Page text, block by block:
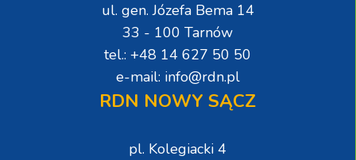
ul. gen. Józefa Bema 14
33 - 100 Tarnów
tel.: +48 14 627 50 50
e-mail: info@rdn.pl
RDN NOWY SĄCZ
pl. Kolegiacki 4